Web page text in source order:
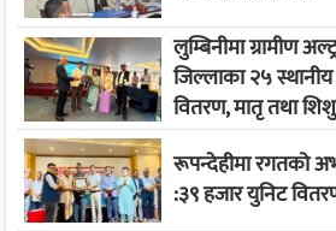
लुम्बिनीमा ग्रामीण
जिल्लाका २५
वितरण, मातृ तथा
रूपन्देहीमा रगतको
:३९ हजार युनिट